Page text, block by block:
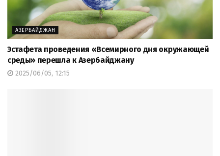
АЗЕРБАЙДЖАН
Эстафета проведения «Всемирного дня окружающей
среды» перешла к Азербайджану
2025/06/05, 12:15